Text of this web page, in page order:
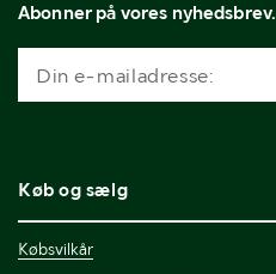
Abonner på vores nyhedsbrev.
Køb og sælg
Købsvilkår